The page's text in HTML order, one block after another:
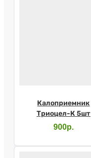
Калоприемник
Триоцел-К 5шт
900р.